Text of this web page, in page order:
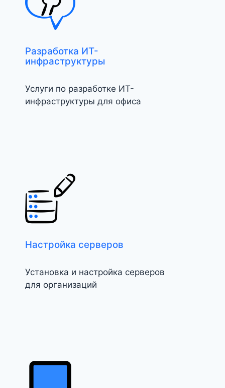
Разработка ИТ-
инфраструктуры
Услуги по разработке ИТ-
инфраструктуры для офиса
Настройка серверов
Установка и настройка серверов
для организаций